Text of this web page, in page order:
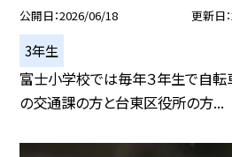
公開日 2026/06/18 更新日
3年生
富士小学校では毎年３年生で自転
の交通課の方と台東区役所の方...